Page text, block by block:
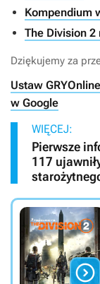
Kompendium
The Division 2
Dziękujemy za
Ustaw
w Google
WIĘCEJ:
Pierwsze
117
